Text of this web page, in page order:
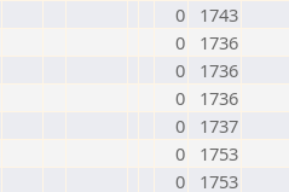
0
1743
0
1736
0
1736
0
1736
0
1737
0
1753
0
1753